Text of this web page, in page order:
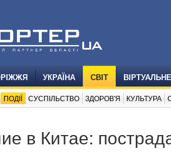
УКРАЇНА СВІТ
ПОДІЇ СУСПІЛЬСТВО ЗДОРОВ'Я КУЛЬТУРА
в Китае: